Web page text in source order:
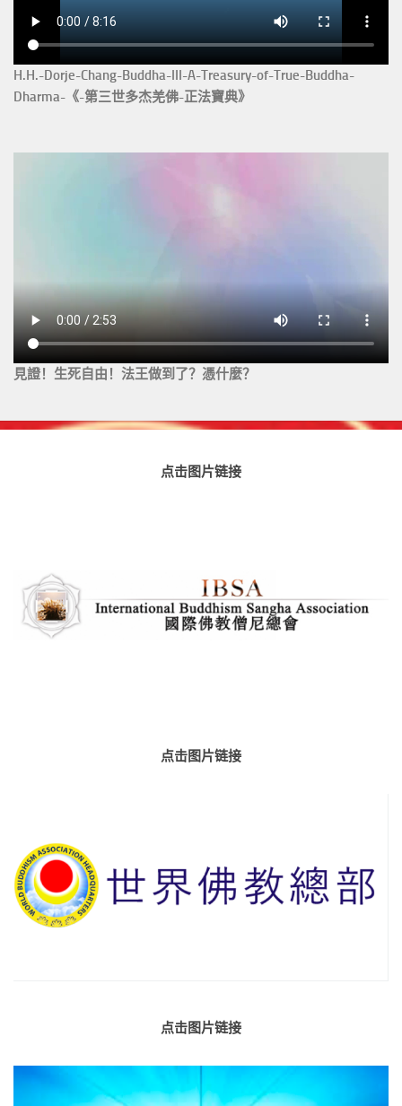
H.H.-Dorje-Chang-Buddha-III-A-Treasury-of-True-Buddha-
Dharma-《-第三世多杰羌佛-正法寶典》
見證！生死自由！法王做到了？憑什麼？
点击图片链接
点击图片链接
点击图片链接